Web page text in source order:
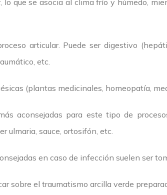
lo que se asocia al clima frío y húmedo,
articular. Puede ser digestivo
etc.
(plantas medicinales, homeopatía,
aconsejadas para este tipo de
ulmaria, sauce, ortosifón, etc.
en caso de infección suelen ser
sobre el traumatismo arcilla verde